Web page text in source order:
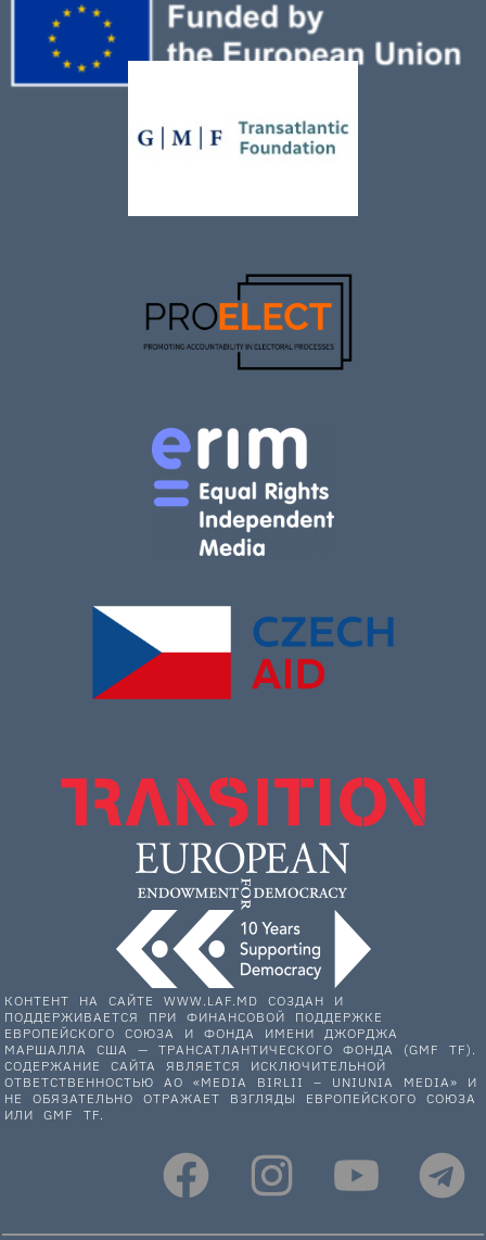
КОНТЕНТ НА САЙТЕ WWW.LAF.MD СОЗДАН И
ПОДДЕРЖИВАЕТСЯ ПРИ ФИНАНСОВОЙ ПОДДЕРЖКЕ
ЕВРОПЕЙСКОГО СОЮЗА И ФОНДА ИМЕНИ ДЖОРДЖА
МАРШАЛЛА США — ТРАНСАТЛАНТИЧЕСКОГО ФОНДА (GMF TF).
СОДЕРЖАНИЕ САЙТА ЯВЛЯЕТСЯ ИСКЛЮЧИТЕЛЬНОЙ
ОТВЕТСТВЕННОСТЬЮ АО «MEDIA BIRLII – UNIUNIA MEDIA» И
НЕ ОБЯЗАТЕЛЬНО ОТРАЖАЕТ ВЗГЛЯДЫ ЕВРОПЕЙСКОГО СОЮЗА
ИЛИ GMF TF.